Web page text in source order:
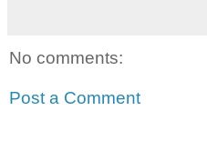
No comments:
Post a Comment